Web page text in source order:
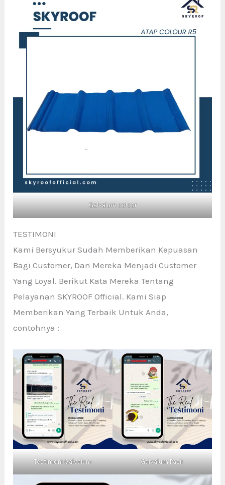
Galvalum colour
TESTIMONI
Kami Bersyukur Sudah Memberikan Kepuasan
Bagi Customer, Dan Mereka Menjadi Customer
Yang Loyal. Berikut Kata Mereka Tentang
Pelayanan SKYROOF Official. Kami Siap
Memberikan Yang Terbaik Untuk Anda,
contohnya :
Testimoni Galvalum Galvalum Pasir